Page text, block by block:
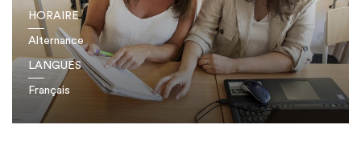
HORAIRE
Alternance
LANGUES
Français